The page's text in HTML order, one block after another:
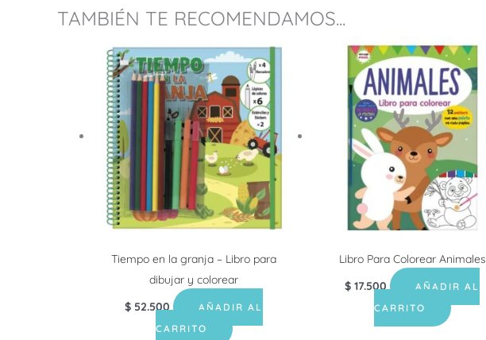
TAMBIÉN TE RECOMENDAMOS...
Tiempo en la granja – Libro para
dibujar y colorear
$ 52.500
AÑADIR AL
CARRITO
Libro Para Colorear Animales
$ 17.500
AÑADIR AL
CARRITO